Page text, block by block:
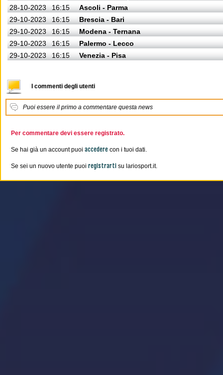
28-10-2023
16:15
Ascoli - Parma
29-10-2023
16:15
Brescia - Bari
29-10-2023
16:15
Modena - Ternana
29-10-2023
16:15
Palermo - Lecco
29-10-2023
16:15 Venezia - Pisa
I commenti degli utenti
Puoi essere il primo a commentare questa news
Per commentare devi essere registrato.
Se hai già un account puoi accedere con i tuoi dati.
Se sei un nuovo utente puoi registrarti su lariosport.it.